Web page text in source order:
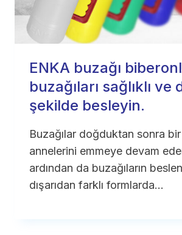
ENKA buzağı
buzağıları sağlıklı ve
şekilde besleyin.
Buzağılar doğduktan sonra
annelerini emmeye devam
ardından da buzağıların
dışarıdan farklı formlarda…